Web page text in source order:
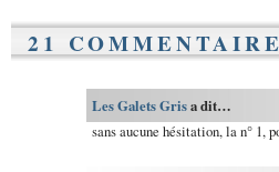
21
Les Galets Grisa dit…
sans aucune hésitation, la n° 1,